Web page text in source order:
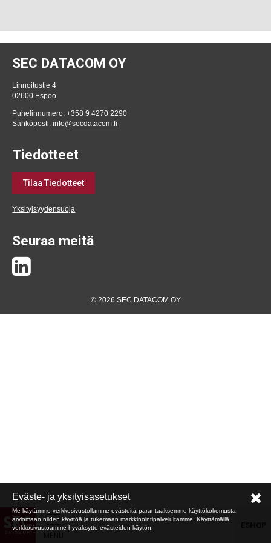
SEC DATACOM OY
Linnoitustie 4
02600 Espoo
Puhelinnumero: +358 9 4270 2290
Sähköposti:info@secdatacom.fi
Tiedotteet
Tilaa Tiedotteet
Yksityisyydensuoja
Seuraa meitä
© 2026 SEC DATACOM OY
Eväste- ja yksityisasetukset
Me käytämme verkkosivustollamme evästeitä parantaaksemme käyttökokemusta,
arviomaan niiden käyttöä ja tukemaan markkinointipalveluitamme. Käyttämällä
verkkosivustoamme hyväksytte evästeiden käytön.